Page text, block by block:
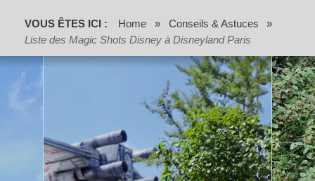
VOUS ÊTES ICI : Home » Conseils & Astuces
»
Liste des Magic Shots Disney à Disneyland Paris